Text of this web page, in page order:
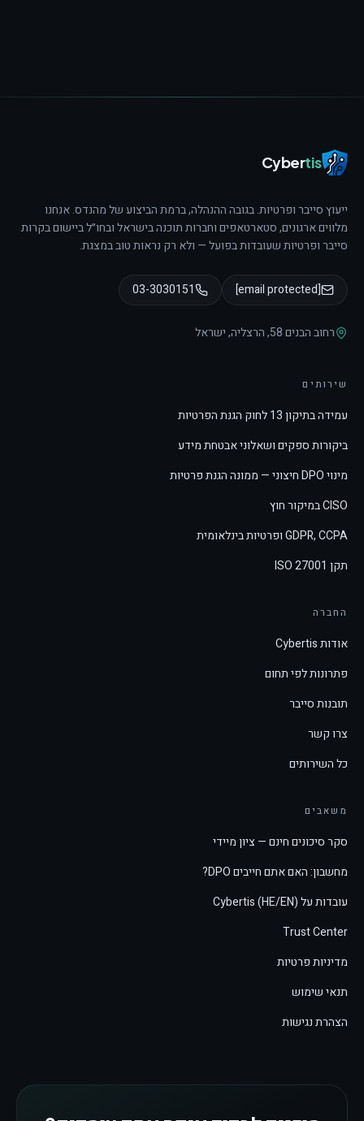
Cybertis
ייעוץ סייבר ופרטיות. בגובה ההנהלה, ברמת הביצוע של מהנדס.אנחנו
מלווים ארגונים, סטארטאפים וחברות תוכנה בישראל ובחו״ל ביישום בקרות
סייבר ופרטיות שעובדות בפועל — ולא רק נראות טוב במצגת.
[email protected]
03-3030151
רחוב הבנים 58 ,הרצליה,ישראל
שירותים
עמידה בתיקון 13 לחוק הגנת הפרטיות
ביקורות ספקים ושאלוני אבטחת מידע
מינוי DPO חיצוני — ממונה הגנת פרטיות
CISO במיקור חוץ
GDPR, CCPA ופרטיות בינלאומית
תקן ISO 27001
החברה
אודות Cybertis
פתרונות לפי תחום
תובנות סייבר
צרו קשר
כל השירותים
משאבים
סקר סיכונים חינם — ציון מיידי
מחשבון: האם אתם חייבים DPO?
עובדות על Cybertis (HE/EN)
Trust Center
מדיניות פרטיות
תנאי שימוש
הצהרת נגישות